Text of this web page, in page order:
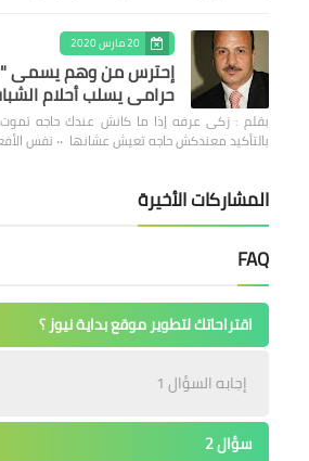
20 مارس 2020
حرامى يسلب أحلام
بالتأكيد معندكش حاجه تعيش عشانها ٠٠ نفس الأفعال هاتوص…
المشاركات الأخيرة
FAQ
اقتراحاتك لتطوير موقع بداية نيوز ؟
إجابه السؤال 1
سؤال 2